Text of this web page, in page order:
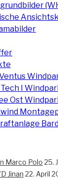
I
Ost
Marco Polo 25.
Jinan 22. April